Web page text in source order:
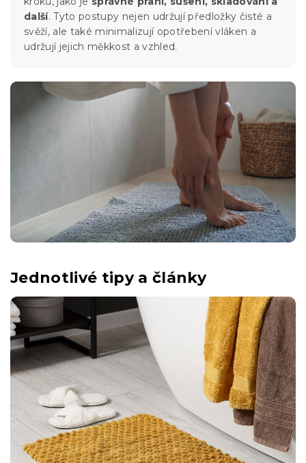
další. Tyto postupy nejen udržují předložky čisté a
svěží, ale také minimalizují opotřebení vláken a
udržují jejich měkkost a vzhled.
Jednotlivé tipy a články